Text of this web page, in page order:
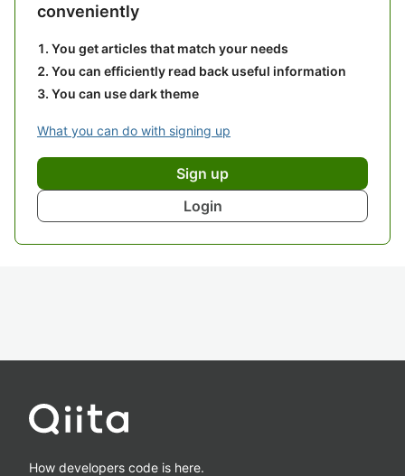
conveniently
You get articles that match your needs
You can efficiently read back useful information
You can use dark theme
What you can do with signing up
Sign up
Login
How developers code is here.